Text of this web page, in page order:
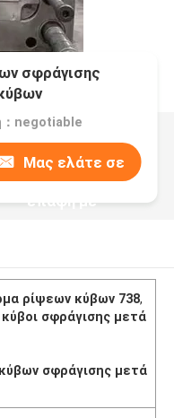
σφράγισης
：negotiable
Μας ελάτε σε
επαφή με
ρίψεων κύβων 738,
κύβοι σφράγισης μετά
σφράγισης μετά